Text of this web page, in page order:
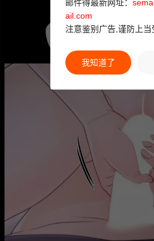
邮件得最新网址：
ail.com
注意鉴别广告,谨防上当
我知道了